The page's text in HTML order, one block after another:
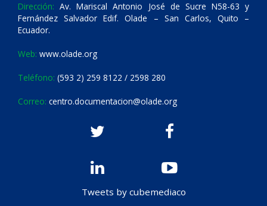
Dirección: Av. Mariscal Antonio José de Sucre N58-63 y
Fernández Salvador Edif. Olade – San Carlos, Quito –
Ecuador.
Web: www.olade.org
Teléfono: (593 2) 259 8122 / 2598 280
Correo: centro.documentacion@olade.org
Tweets by cubemediaco